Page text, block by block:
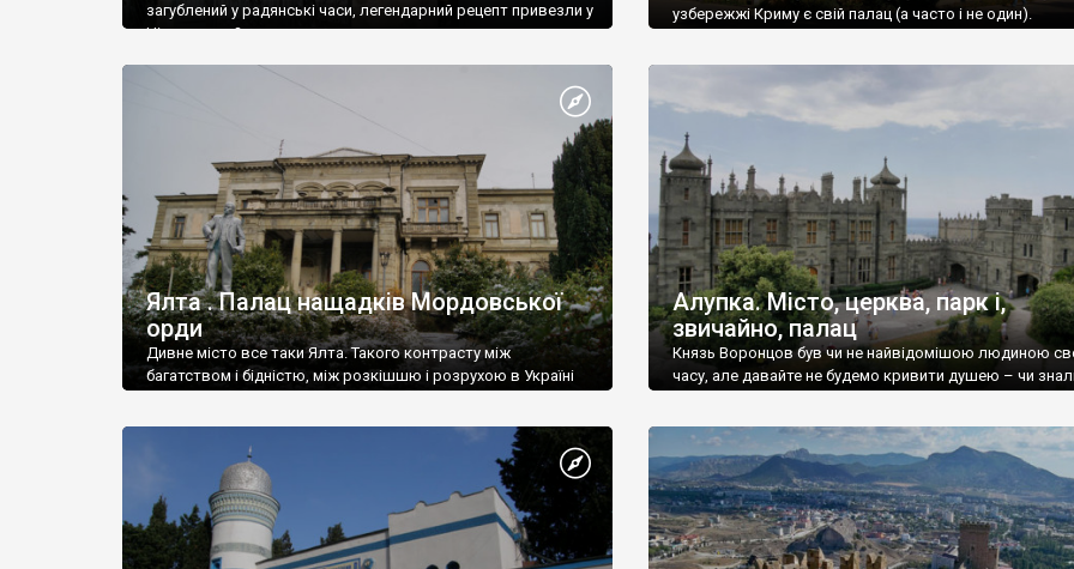
загублений у радянські часи, легендарний рецепт привезли у
Ніжин греки?
узбережжі Криму є свій палац (а часто і не один).
Ялта . Палац нащадків Мордовської
орди
Дивне місто все таки Ялта. Такого контрасту між
багатством і бідністю, між розкішшю і розрухою в Україні
Алупка. Місто, церква, парк і,
звичайно, палац
Князь Воронцов був чи не найвідомішою людиною
часу, але давайте не будемо кривити душею – чи